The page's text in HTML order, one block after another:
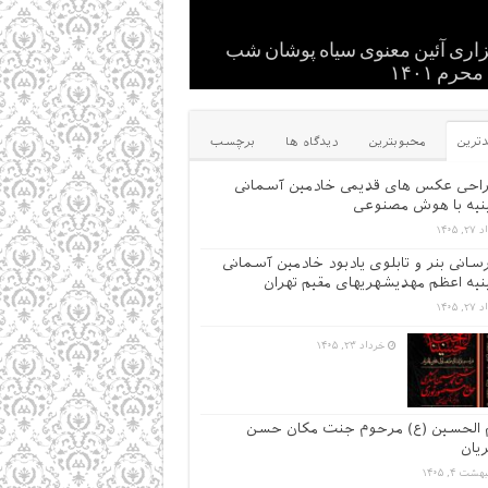
آئین معنوی سیاه پوشان شب
۱۴۰۱
یادگاری سالهای قدیم -۱
از قدیم های دور
کلیپ های سایت
, نوجوانان و جوانان عاشورایی
محبوبترین دیدگاه ها برچسب
عکس های قدیمی خادمین آسمانی
با هوش مصنوعی
بنر و تابلوی یادبود خادمین آسمانی
اعظم مهدیشهریهای مقیم تهران
خرداد ۲۳, ۱۴۰۵
الحسین (ع) مرحوم جنت مکان حسن
۴, ۱۴۰۵